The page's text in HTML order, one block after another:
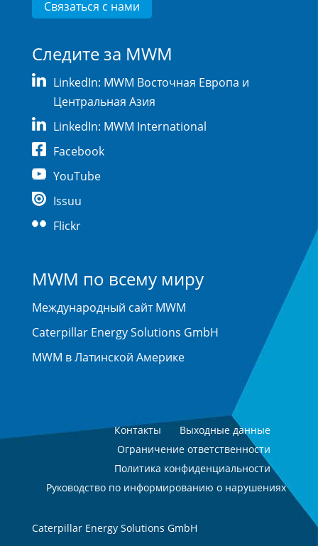
Связаться с нами
Следите за MWM
LinkedIn: MWM Восточная Европа и
Центральная Азия
LinkedIn: MWM International
Facebook
YouTube
Issuu
Flickr
MWM по всему миру
Международный сайт MWM
Caterpillar Energy Solutions GmbH
MWM в Латинской Америке
Контакты
Выходные данные
Ограничение ответственности
Политика конфиденциальности
Руководство по информированию о нарушениях
Caterpillar Energy Solutions GmbH